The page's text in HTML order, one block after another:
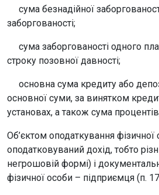
сума безнадійної
заборгованості;
сума заборгованості одного
строку позовної давності;
основна сума кредиту або
основної суми, за винятком
установах, а також сума
Об’єктом оподаткування
оподатковуваний дохід, тобто
негрошовій формі) i
фізичної особи – підприємця (п.